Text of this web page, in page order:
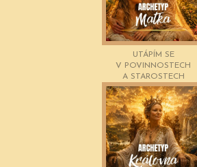
UTÁPÍM SE
V POVINNOSTECH
A STAROSTECH